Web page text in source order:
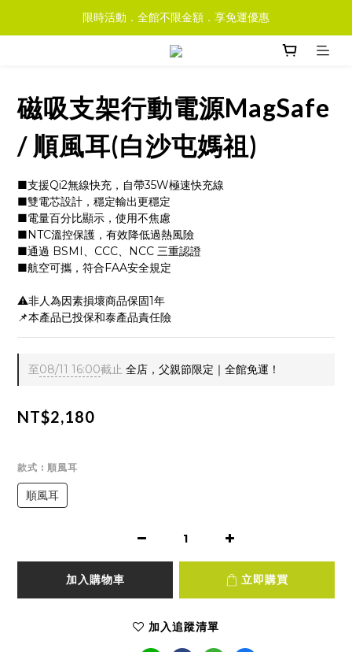
限時活動．全館不限金額．享免運優惠
磁吸支架行動電源MagSafe
/ 順風耳(白沙屯媽祖)
■支援Qi2無線快充，自帶35W極速快充線
■雙電芯設計，穩定輸出更穩定
■電量百分比顯示，使用不焦慮
■NTC溫控保護，有效降低過熱風險
■通過 BSMI、CCC、NCC 三重認證
■航空可攜，符合FAA安全規定
⚠️非人為因素損壞商品保固1年
📌本產品已投保和泰產品責任險
至08/11 16:00截止 全店，父親節限定｜全館免運！
NT$2,180
款式 : 順風耳
順風耳
加入購物車 立即購買
加入追蹤清單